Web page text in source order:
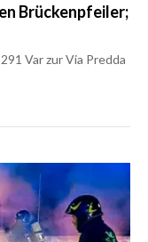
Brückenpfeiler;
Var zur Via Predda